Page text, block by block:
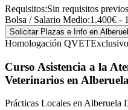
Requisitos:Sin requisitos previos
Bolsa / Salario Medio:1.400€ -
Solicitar Plazas e Info en
Homologación QVET
Curso Asistencia a la
Veterinarios en
Prácticas Locales en Alberuela